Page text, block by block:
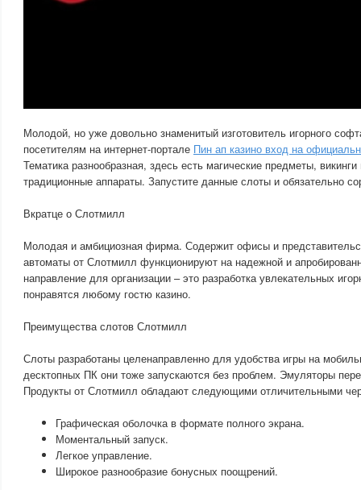
Молодой, но уже довольно знаменитый изготовитель игорного
посетителям на интернет-портале Пин ап казино вход на
Тематика разнообразная, здесь есть магические предметы,
традиционные аппараты. Запустите данные слоты и обязательно
Вкратце о Слотмилл
Молодая и амбициозная фирма. Содержит офисы и
автоматы от Слотмилл функционируют на надежной и
направление для организации – это разработка увлекательных
понравятся любому гостю казино.
Преимущества слотов Слотмилл
Слоты разработаны целенаправленно для удобства игры на
десктопных ПК они тоже запускаются без проблем. Эмуляторы
Продукты от Слотмилл обладают следующими отличительными
Графическая оболочка в формате полного экрана.
Моментальный запуск.
Легкое управление.
Широкое разнообразие бонусных поощрений.